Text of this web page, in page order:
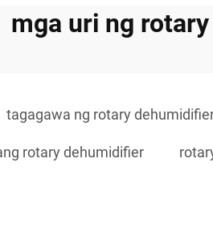
mga uri ng
tagagawa ng rotary
rotary dehumidifier